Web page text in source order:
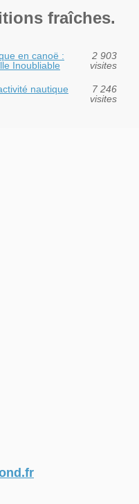
fraîches.
en canoë :
Inoubliable
2 903
visites
nautique
7 246
visites